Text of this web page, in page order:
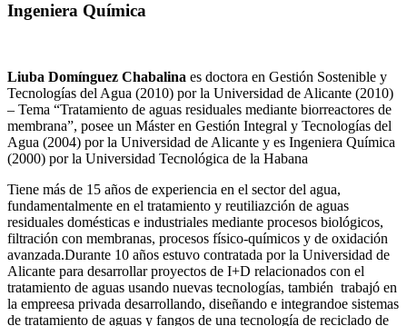
Ingeniera Química
Liuba Domínguez Chabalina es doctora en Gestión Sostenible y
Tecnologías del Agua (2010) por la Universidad de Alicante (2010)
– Tema “Tratamiento de aguas residuales mediante biorreactores de
membrana”, posee un Máster en Gestión Integral y Tecnologías del
Agua (2004) por la Universidad de Alicante y es Ingeniera Química
(2000) por la Universidad Tecnológica de la Habana
Tiene más de 15 años de experiencia en el sector del agua,
fundamentalmente en el tratamiento y reutiliazción de aguas
residuales domésticas e industriales mediante procesos biológicos,
filtración con membranas, procesos físico-químicos y de oxidación
avanzada.Durante 10 años estuvo contratada por la Universidad de
Alicante para desarrollar proyectos de I+D relacionados con el
tratamiento de aguas usando nuevas tecnologías, también trabajó en
la empreesa privada desarrollando, diseñando e integrandoe sistemas
de tratamiento de aguas y fangos de una tecnología de reciclado de